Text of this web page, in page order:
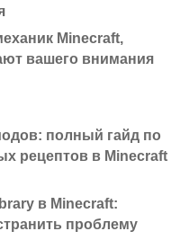
Minecraft,
вашего внимания
полный гайд по
рецептов в Minecraft
в Minecraft:
проблему